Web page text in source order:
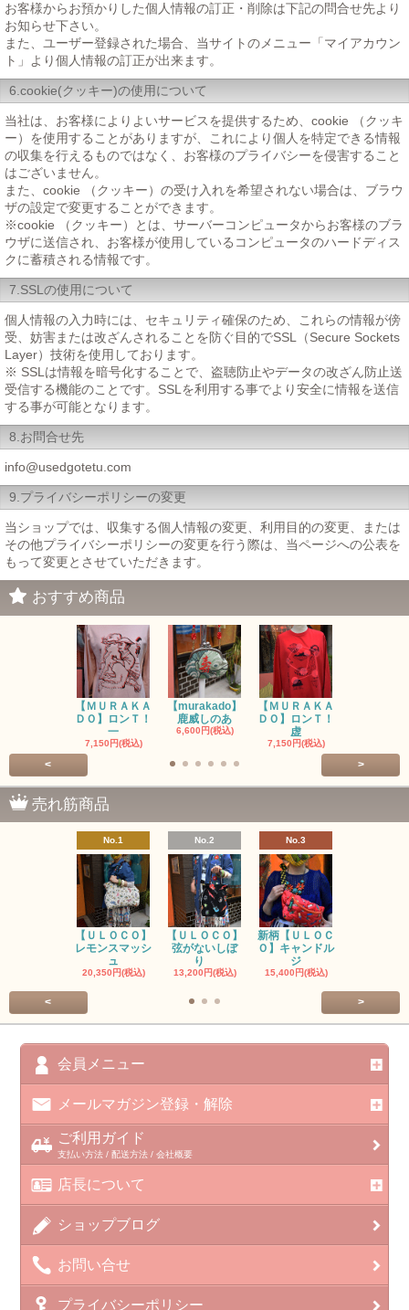
お客様からお預かりした個人情報の訂正・削除は下記の問合せ先より
お知らせ下さい。
また、ユーザー登録された場合、当サイトのメニュー「マイアカウン
ト」より個人情報の訂正が出来ます。
6.cookie(クッキー)の使用について
当社は、お客様によりよいサービスを提供するため、cookie （クッキ
ー）を使用することがありますが、これにより個人を特定できる情報
の収集を行えるものではなく、お客様のプライバシーを侵害すること
はございません。
また、cookie （クッキー）の受け入れを希望されない場合は、ブラウ
ザの設定で変更することができます。
※cookie （クッキー）とは、サーバーコンピュータからお客様のブラ
ウザに送信され、お客様が使用しているコンピュータのハードディス
クに蓄積される情報です。
7.SSLの使用について
個人情報の入力時には、セキュリティ確保のため、これらの情報が傍
受、妨害または改ざんされることを防ぐ目的でSSL（Secure Sockets
Layer）技術を使用しております。
※ SSLは情報を暗号化することで、盗聴防止やデータの改ざん防止送
受信する機能のことです。SSLを利用する事でより安全に情報を送信
する事が可能となります。
8.お問合せ先
info@usedgotetu.com
9.プライバシーポリシーの変更
当ショップでは、収集する個人情報の変更、利用目的の変更、または
その他プライバシーポリシーの変更を行う際は、当ページへの公表を
もって変更とさせていただきます。
おすすめ商品
【ＭＵＲＡＫＡ
ＤＯ】ロンＴ！
一
7,150円(税込)
【murakado】
鹿威しのあ
6,600円(税込)
【ＭＵＲＡＫＡ
ＤＯ】ロンＴ！
虚
7,150円(税込)
< >
売れ筋商品
No.1
【ＵＬＯＣＯ】
レモンスマッシ
ュ
20,350円(税込)
No.2
【ＵＬＯＣＯ】
弦がないしぼ
り
13,200円(税込)
No.3
新柄【ＵＬＯＣ
Ｏ】キャンドル
ジ
15,400円(税込)
< >
会員メニュー
メールマガジン登録・解除
ご利用ガイド
支払い方法 / 配送方法 / 会社概要
店長について
ショップブログ
お問い合せ
プライバシーポリシー